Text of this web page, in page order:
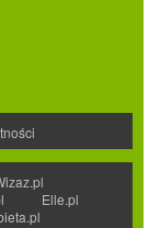
Elle.pl